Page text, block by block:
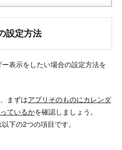
設定方法
表示をしたい場合の設定方法を
まずはアプリそのものにカレンダ
ているかを確認しましょう。
下の2つの項目です。